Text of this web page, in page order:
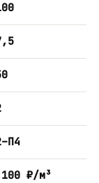
₽/м³